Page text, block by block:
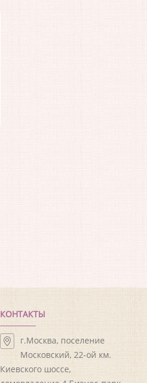
КОНТАКТЫ
г.Москва, поселение
Московский, 22-ой км.
Киевского шоссе,